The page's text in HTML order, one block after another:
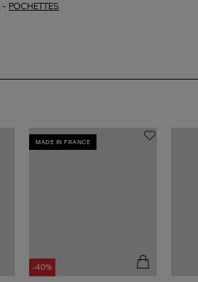
- POCHETTES
MADE IN FRANCE
-40%